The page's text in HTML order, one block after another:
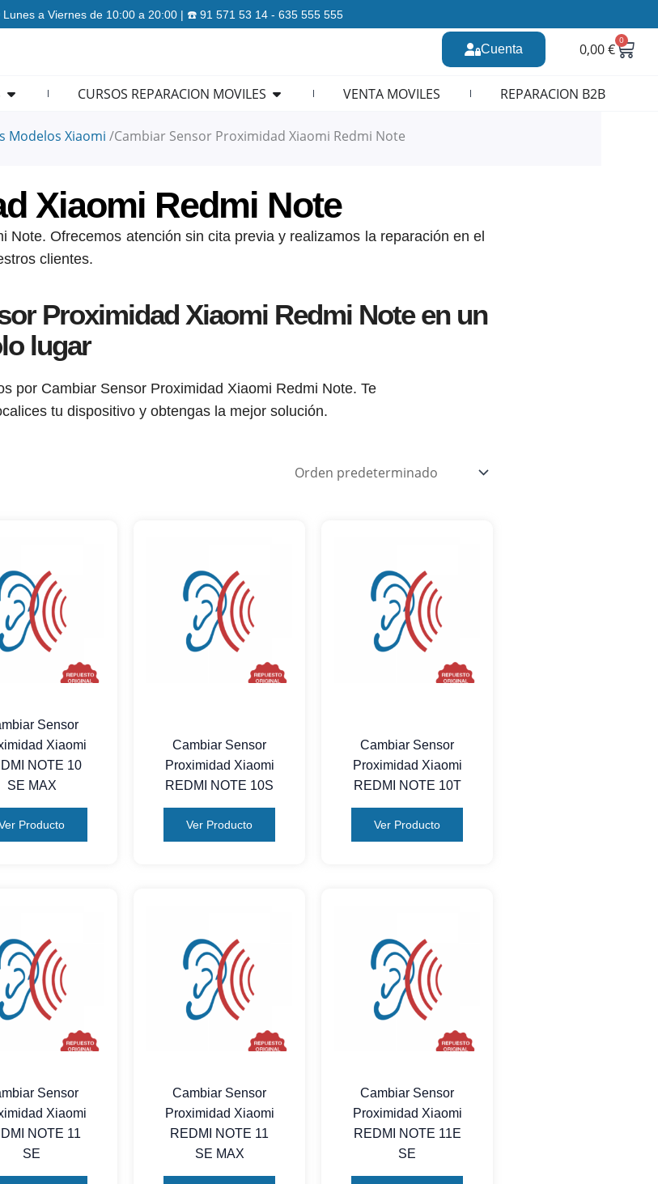
Lunes a Viernes de 10:00 a 20:00 | ☎️ 91 571 53 14 - 635 555 555
Cuenta 0,00€
0
Open REPARACION DISPOSITIVOS
CURSOS REPARACION MOVILES Open CURSOS REPARACION MOVILES
VENTA MOVILES REPARACION B2B
Modelos Xiaomi /Cambiar Sensor Proximidad Xiaomi Redmi Note
Xiaomi Redmi Note
Ofrecemos atención sin cita previa y realizamos la reparación en el
clientes.
Proximidad Xiaomi Redmi Note en un
lugar
por Cambiar Sensor Proximidad Xiaomi Redmi Note. Te
tu dispositivo y obtengas la mejor solución.
Sensor
Xiaomi
NOTE 10
SE MAX
Producto
Cambiar Sensor
Proximidad Xiaomi
REDMI NOTE 10S
Ver Producto
Cambiar Sensor
Proximidad Xiaomi
REDMI NOTE 10T
Ver Producto
Sensor
Xiaomi
NOTE 11
SE
Cambiar Sensor
Proximidad Xiaomi
REDMI NOTE 11
SE MAX
Cambiar Sensor
Proximidad Xiaomi
REDMI NOTE 11E
SE